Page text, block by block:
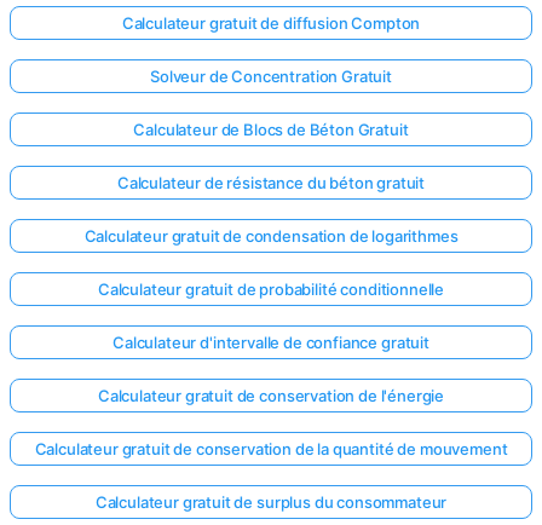
Calculateur gratuit de diffusion Compton
Solveur de Concentration Gratuit
Calculateur de Blocs de Béton Gratuit
Calculateur de résistance du béton gratuit
Calculateur gratuit de condensation de logarithmes
Calculateur gratuit de probabilité conditionnelle
Calculateur d'intervalle de confiance gratuit
Calculateur gratuit de conservation de l'énergie
Calculateur gratuit de conservation de la quantité de mouvement
Calculateur gratuit de surplus du consommateur